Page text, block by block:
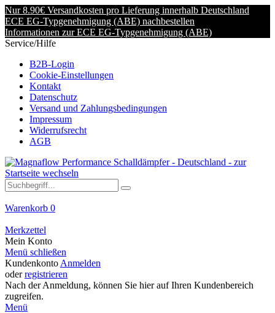
Nur 8.90€ Versandkosten pro Lieferung innerhalb Deutschland
ECE EG-Typgenehmigung (ABE) nachbestellen
Informationen zur ECE EG-Typgenehmigung (ABE)
Service/Hilfe
B2B-Login
Cookie-Einstellungen
Kontakt
Datenschutz
Versand und Zahlungsbedingungen
Impressum
Widerrufsrecht
AGB
Warenkorb 0
Merkzettel
Mein Konto
Menü schließen
Kundenkonto Anmelden
oderregistrieren
Nach der Anmeldung, können Sie hier auf Ihren Kundenbereich
zugreifen.
Menü